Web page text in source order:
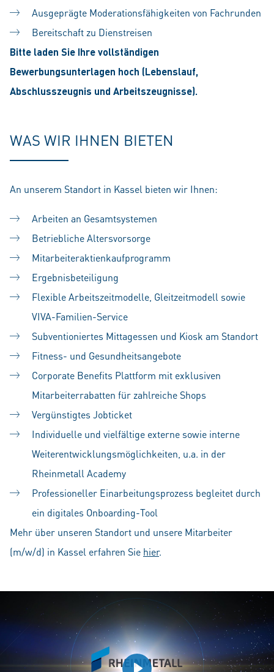
Ausgeprägte Moderationsfähigkeiten von Fachrunden
Bereitschaft zu Dienstreisen
Bitte laden Sie Ihre vollständigen
Bewerbungsunterlagen hoch (Lebenslauf,
Abschlusszeugnis und Arbeitszeugnisse).
WAS WIR IHNEN BIETEN
An unserem Standort in Kassel bieten wir Ihnen:
Arbeiten an Gesamtsystemen
Betriebliche Altersvorsorge
Mitarbeiteraktienkaufprogramm
Ergebnisbeteiligung
Flexible Arbeitszeitmodelle, Gleitzeitmodell sowie
VIVA-Familien-Service
Subventioniertes Mittagessen und Kiosk am Standort
Fitness- und Gesundheitsangebote
Corporate Benefits Plattform mit exklusiven
Mitarbeiterrabatten für zahlreiche Shops
Vergünstigtes Jobticket
Individuelle und vielfältige externe sowie interne
Weiterentwicklungsmöglichkeiten, u.a. in der
Rheinmetall Academy
Professioneller Einarbeitungsprozess begleitet durch
ein digitales Onboarding-Tool
Mehr über unseren Standort und unsere Mitarbeiter
(m/w/d) in Kassel erfahren Sie hier.